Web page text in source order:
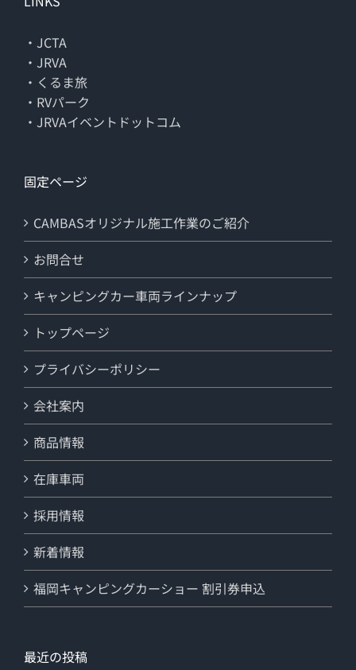
・JCTA
・JRVA
・くるま旅
・RVパーク
・JRVAイベントドットコム
固定ページ
CAMBASオリジナル施工作業のご紹介
お問合せ
キャンピングカー車両ラインナップ
トップページ
プライバシーポリシー
会社案内
商品情報
在庫車両
採用情報
新着情報
福岡キャンピングカーショー 割引券申込
最近の投稿